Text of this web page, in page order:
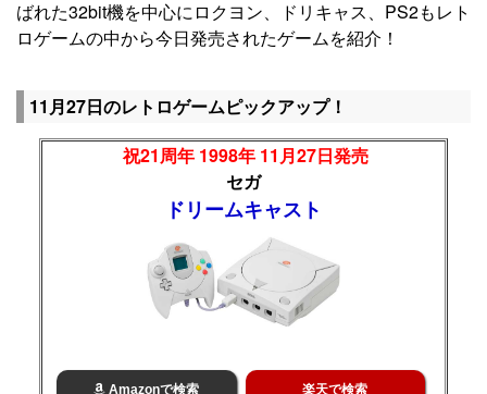
ばれた32bit機を中心にロクヨン、ドリキャス、PS2もレト
ロゲームの中から今日発売されたゲームを紹介！
11月27日のレトロゲームピックアップ！
祝21周年 1998年 11月27日発売
セガ
ドリームキャスト
Amazonで検索 楽天で検索